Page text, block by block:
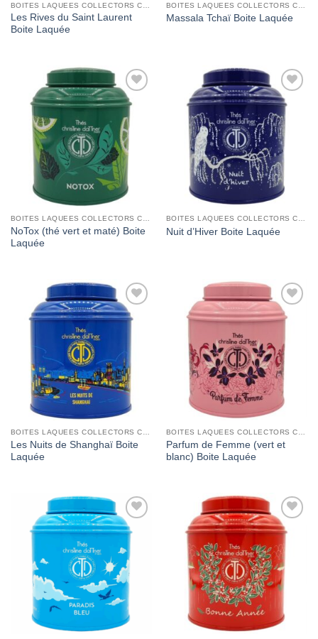
Les Rives du Saint Laurent
Boite Laquée
Massala Tchaï Boite Laquée
Add to
BOITES LAQUEES COLLECTORS CHRISTINE DATTNER
NoTox (thé vert et maté) Boite
Laquée
Add to
Wishlist
BOITES LAQUEES COLLECTORS CHRISTINE DATTNER
Nuit d’Hiver Boite Laquée
Add to
Wishlist
Les Nuits de Shanghaï Boite
Laquée
Add to
Wishlist
Parfum de Femme (vert et
blanc) Boite Laquée
Add to
Add to